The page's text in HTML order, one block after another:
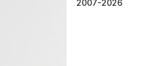
2007-2026